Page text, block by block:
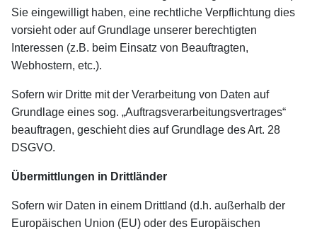
Sie eingewilligt haben, eine rechtliche Verpflichtung dies
vorsieht oder auf Grundlage unserer berechtigten
Interessen (z.B. beim Einsatz von Beauftragten,
Webhostern, etc.).
Sofern wir Dritte mit der Verarbeitung von Daten auf
Grundlage eines sog. „Auftragsverarbeitungsvertrages“
beauftragen, geschieht dies auf Grundlage des Art. 28
DSGVO.
Übermittlungen in Drittländer
Sofern wir Daten in einem Drittland (d.h. außerhalb der
Europäischen Union (EU) oder des Europäischen